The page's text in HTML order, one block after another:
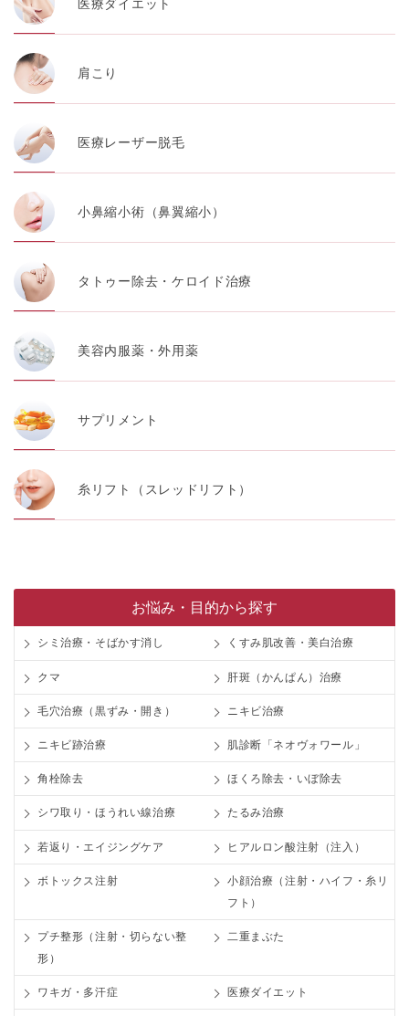
医療ダイエット
肩こり
医療レーザー脱毛
小鼻縮小術（鼻翼縮小）
タトゥー除去・ケロイド治療
美容内服薬・外用薬
サプリメント
糸リフト（スレッドリフト）
お悩み・目的から探す
シミ治療・そばかす消し くすみ肌改善・美白治療
クマ 肝斑（かんぱん）治療
毛穴治療（黒ずみ・開き） ニキビ治療
ニキビ跡治療 肌診断「ネオヴォワール」
角栓除去 ほくろ除去・いぼ除去
シワ取り・ほうれい線治療 たるみ治療
若返り・エイジングケア ヒアルロン酸注射（注入）
ボトックス注射
小顔治療（注射・ハイフ・糸リ
フト）
プチ整形（注射・切らない整
形）
二重まぶた
ワキガ・多汗症 医療ダイエット